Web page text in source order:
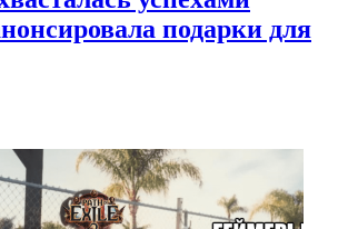
подарки для